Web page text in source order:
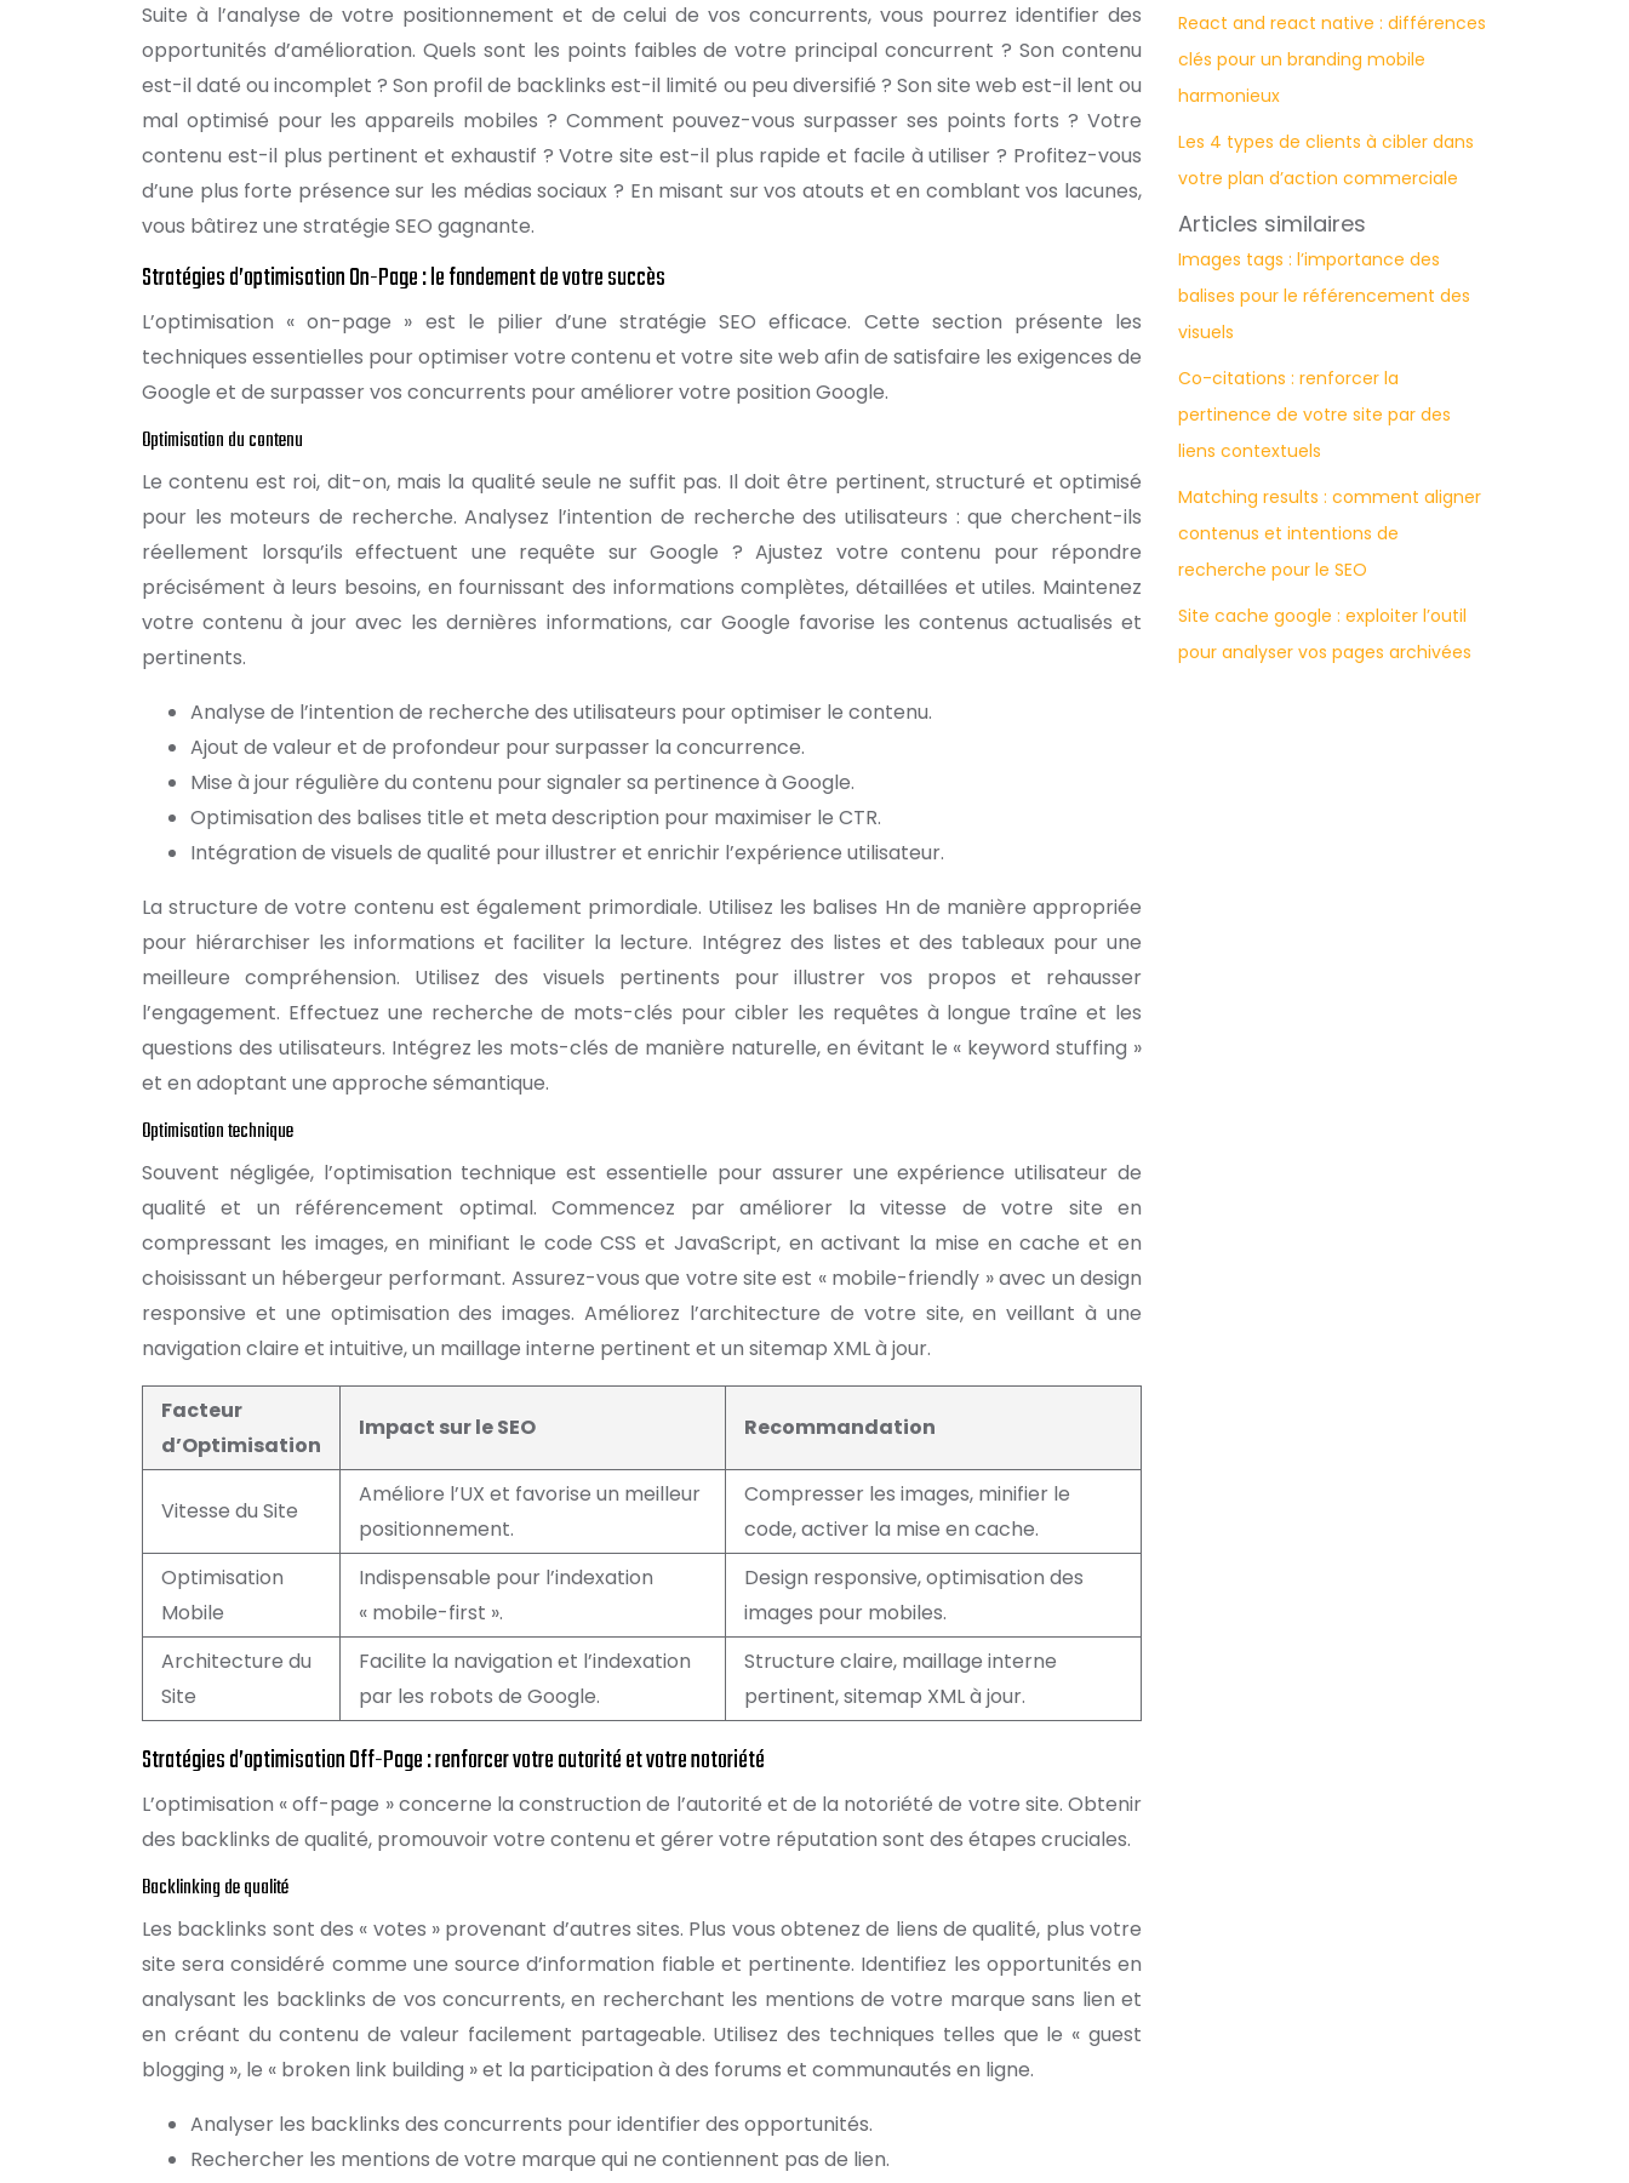
Suite à l’analyse de votre positionnement et de celui de vos concurrents, vous pourrez identifier des
opportunités d’amélioration. Quels sont les points faibles de votre principal concurrent ? Son contenu
est-il daté ou incomplet ? Son profil de backlinks est-il limité ou peu diversifié ? Son site web est-il lent ou
mal optimisé pour les appareils mobiles ? Comment pouvez-vous surpasser ses points forts ? Votre
contenu est-il plus pertinent et exhaustif ? Votre site est-il plus rapide et facile à utiliser ? Profitez-vous
d’une plus forte présence sur les médias sociaux ? En misant sur vos atouts et en comblant vos lacunes,
vous bâtirez une stratégie SEO gagnante.
Stratégies d’optimisation On-Page : le fondement de votre succès
L’optimisation « on-page » est le pilier d’une stratégie SEO efficace. Cette section présente les
techniques essentielles pour optimiser votre contenu et votre site web afin de satisfaire les exigences de
Google et de surpasser vos concurrents pour améliorer votre position Google.
Optimisation du contenu
Le contenu est roi, dit-on, mais la qualité seule ne suffit pas. Il doit être pertinent, structuré et optimisé
pour les moteurs de recherche. Analysez l’intention de recherche des utilisateurs : que cherchent-ils
réellement lorsqu’ils effectuent une requête sur Google ? Ajustez votre contenu pour répondre
précisément à leurs besoins, en fournissant des informations complètes, détaillées et utiles. Maintenez
votre contenu à jour avec les dernières informations, car Google favorise les contenus actualisés et
pertinents.
Analyse de l’intention de recherche des utilisateurs pour optimiser le contenu.
Ajout de valeur et de profondeur pour surpasser la concurrence.
Mise à jour régulière du contenu pour signaler sa pertinence à Google.
Optimisation des balises title et meta description pour maximiser le CTR.
Intégration de visuels de qualité pour illustrer et enrichir l’expérience utilisateur.
La structure de votre contenu est également primordiale. Utilisez les balises Hn de manière appropriée
pour hiérarchiser les informations et faciliter la lecture. Intégrez des listes et des tableaux pour une
meilleure compréhension. Utilisez des visuels pertinents pour illustrer vos propos et rehausser
l’engagement. Effectuez une recherche de mots-clés pour cibler les requêtes à longue traîne et les
questions des utilisateurs. Intégrez les mots-clés de manière naturelle, en évitant le « keyword stuffing »
et en adoptant une approche sémantique.
Optimisation technique
Souvent négligée, l’optimisation technique est essentielle pour assurer une expérience utilisateur de
qualité et un référencement optimal. Commencez par améliorer la vitesse de votre site en
compressant les images, en minifiant le code CSS et JavaScript, en activant la mise en cache et en
choisissant un hébergeur performant. Assurez-vous que votre site est « mobile-friendly » avec un design
responsive et une optimisation des images. Améliorez l’architecture de votre site, en veillant à une
navigation claire et intuitive, un maillage interne pertinent et un sitemap XML à jour.
Facteur
d’Optimisation
Impact sur le SEO Recommandation
Vitesse du Site
Améliore l’UX et favorise un meilleur
positionnement.
Compresser les images, minifier le
code, activer la mise en cache.
Optimisation
Mobile
Indispensable pour l’indexation
« mobile-first ».
Design responsive, optimisation des
images pour mobiles.
Architecture du
Site
Facilite la navigation et l’indexation
par les robots de Google.
Structure claire, maillage interne
pertinent, sitemap XML à jour.
Stratégies d’optimisation Off-Page : renforcer votre autorité et votre notoriété
L’optimisation « off-page » concerne la construction de l’autorité et de la notoriété de votre site. Obtenir
des backlinks de qualité, promouvoir votre contenu et gérer votre réputation sont des étapes cruciales.
Backlinking de qualité
Les backlinks sont des « votes » provenant d’autres sites. Plus vous obtenez de liens de qualité, plus votre
site sera considéré comme une source d’information fiable et pertinente. Identifiez les opportunités en
analysant les backlinks de vos concurrents, en recherchant les mentions de votre marque sans lien et
en créant du contenu de valeur facilement partageable. Utilisez des techniques telles que le « guest
blogging », le « broken link building » et la participation à des forums et communautés en ligne.
Analyser les backlinks des concurrents pour identifier des opportunités.
Rechercher les mentions de votre marque qui ne contiennent pas de lien.
React and react native : différences
clés pour un branding mobile
harmonieux
Les 4 types de clients à cibler dans
votre plan d’action commerciale
Articles similaires
Images tags : l’importance des
balises pour le référencement des
visuels
Co-citations : renforcer la
pertinence de votre site par des
liens contextuels
Matching results : comment aligner
contenus et intentions de
recherche pour le SEO
Site cache google : exploiter l’outil
pour analyser vos pages archivées